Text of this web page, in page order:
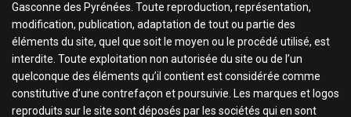
Gasconne des Pyrénées. Toute reproduction, représentation,
modification, publication, adaptation de tout ou partie des
éléments du site, quel que soit le moyen ou le procédé utilisé, est
interdite. Toute exploitation non autorisée du site ou de l’un
quelconque des éléments qu’il contient est considérée comme
constitutive d’une contrefaçon et poursuivie. Les marques et logos
reproduits sur le site sont déposés par les sociétés qui en sont